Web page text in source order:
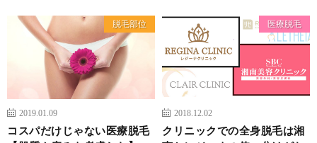
脱毛部位
2019.01.09
コスパだけじゃない医療脱毛
医療脱毛
2018.12.02
クリニックでの全身脱毛は湘